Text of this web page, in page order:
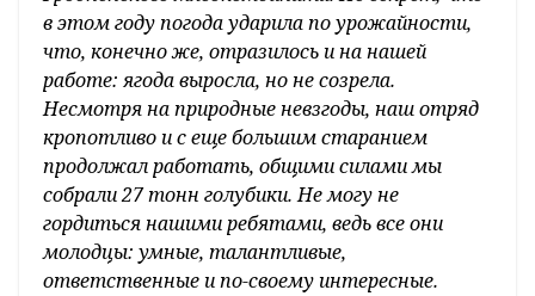
в этом году погода ударила по урожайности,
что, конечно же, отразилось и на нашей
работе: ягода выросла, но не созрела.
Несмотря на природные невзгоды, наш отряд
кропотливо и с еще большим старанием
продолжал работать, общими силами мы
собрали 27 тонн голубики. Не могу не
гордиться нашими ребятами, ведь все они
молодцы: умные, талантливые,
ответственные и по-своему интересные.